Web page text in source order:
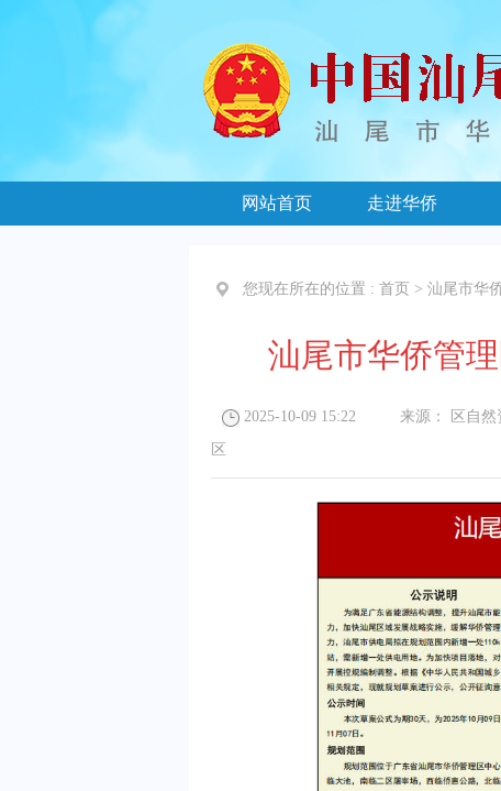
网站首页 走进华侨
您现在所在的位置 : 首页 > 汕尾市华
汕尾市华侨管
2025-10-09 15:22 来源： 区自
区